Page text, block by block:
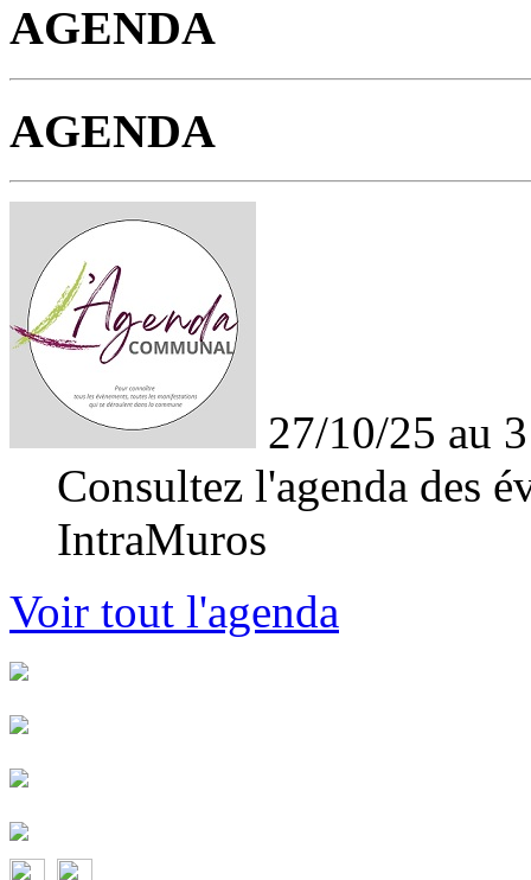
AGENDA
AGENDA
27/10/25 au
Consultez l'agenda des
IntraMuros
Voir tout l'agenda